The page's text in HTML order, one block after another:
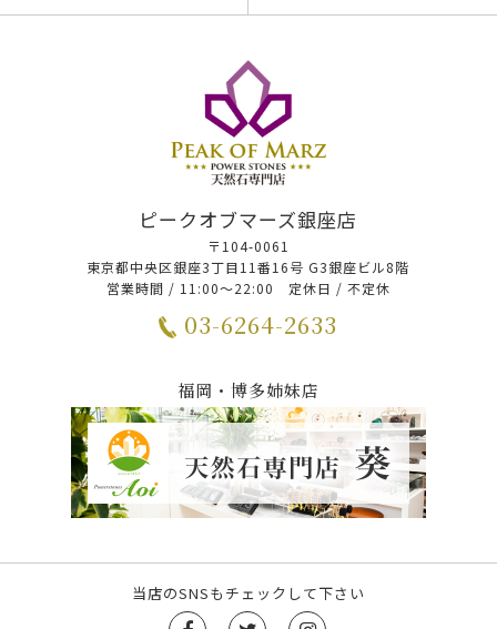
ピークオブマーズ銀座店
〒104-0061
東京都中央区銀座3丁目11番16号 G3銀座ビル8階
営業時間 / 11:00～22:00 定休日 / 不定休
03-6264-2633
福岡・博多姉妹店
当店のSNSもチェックして下さい